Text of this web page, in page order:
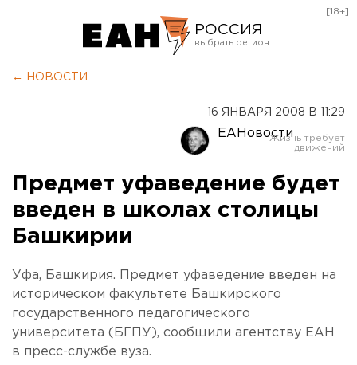
РОССИЯ
Оренбург
[18+]
← НОВОСТИ
16 ЯНВАРЯ 2008 В 11:29
ЕАНовости
Предмет уфаведение будет
введен в школах столицы
Башкирии
Уфа, Башкирия. Предмет уфаведение введен на
историческом факультете Башкирского
государственного педагогического
университета (БГПУ), сообщили агентству ЕАН
в пресс-службе вуза.